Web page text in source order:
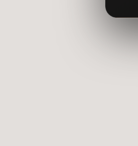
Chiếc cầu đỏ trên thân chai Hibiki
quan hệ chặt chẽ và bền vững